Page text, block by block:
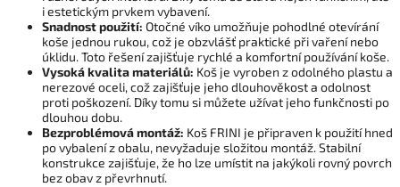
i estetickým prvkem vybavení.
Snadnost použití: Otočné víko umožňuje pohodlné otevírání
koše jednou rukou, což je obzvlášť praktické při vaření nebo
úklidu. Toto řešení zajišťuje rychlé a komfortní používání koše.
Vysoká kvalita materiálů: Koš je vyroben z odolného plastu a
nerezové oceli, což zajišťuje jeho dlouhověkost a odolnost
proti poškození. Díky tomu si můžete užívat jeho funkčnosti po
dlouhou dobu.
Bezproblémová montáž: Koš FRINI je připraven k použití hned
po vybalení z obalu, nevyžaduje složitou montáž. Stabilní
konstrukce zajišťuje, že ho lze umístit na jakýkoli rovný povrch
bez obav z převrhnutí.